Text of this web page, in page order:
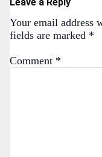
Your email address
fields are marked *
Comment *